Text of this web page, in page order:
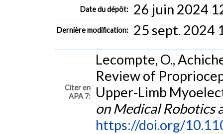
Date du dépôt: 26 juin 2024
Dernière modification: 25 sept. 2024
Citer en
APA 7:
Lecompte, O.,
Review of
Upper-Limb
on Medical Robotics
https://doi.org/